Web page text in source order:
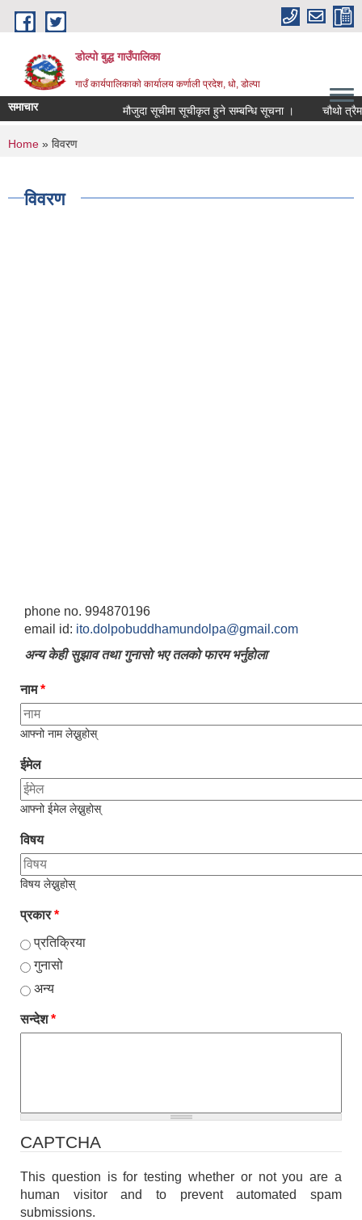
Skip to main content
डोल्पो बुद्ध गाउँपालिका
गाउँ कार्यपालिकाकाे कार्यालय कर्णाली प्रदेश, धो, डोल्पा
समाचार मौजुदा सूचीमा सूचीकृत हुने सम्बन्धि सूचना । चौथो
You are here
Home » विवरण
विवरण
phone no. 994870196
email id: ito.dolpobuddhamundolpa@gmail.com
अन्य केही सुझाव तथा गुनासाे भए तलकाे फारम भर्नुहाेला
नाम*
आफ्नो नाम लेख्नुहोस्
ईमेल
आफ्नो ईमेल लेख्नुहोस्
विषय
विषय लेख्नुहोस्
प्रकार*
प्रतिक्रिया
गुनासो
अन्य
सन्देश*
CAPTCHA
This question is for testing whether or not you are a
human visitor and to prevent automated spam
submissions.